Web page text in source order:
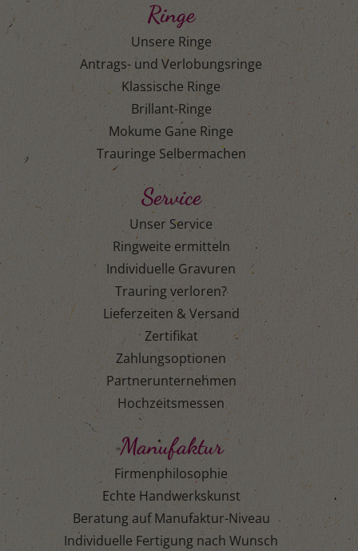
Ringe
Unsere Ringe
Antrags- und Verlobungsringe
Klassische Ringe
Brillant-Ringe
Mokume Gane Ringe
Trauringe Selbermachen
Service
Unser Service
Ringweite ermitteln
Individuelle Gravuren
Trauring verloren?
Lieferzeiten & Versand
Zertifikat
Zahlungsoptionen
Partnerunternehmen
Hochzeitsmessen
Manufaktur
Firmenphilosophie
Echte Handwerkskunst
Beratung auf Manufaktur-Niveau
Individuelle Fertigung nach Wunsch